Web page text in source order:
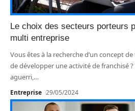
Le choix des secteurs porteurs
multi entreprise
Vous êtes à la recherche d’un concept
de développer une activité de franchisé
aguerri,…
Entreprise 29/05/2024